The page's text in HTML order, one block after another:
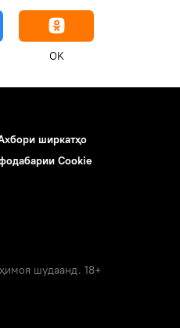
OK
ширкатҳо
Cookie
шудаанд. 18+